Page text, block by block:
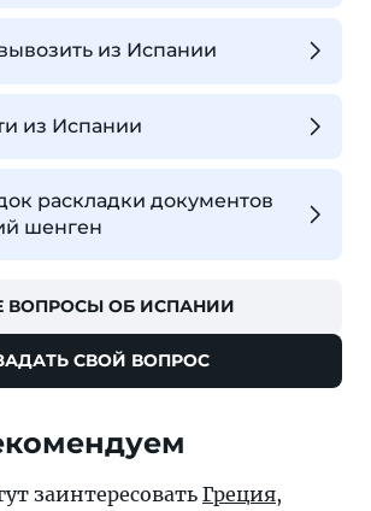
из Испании
из Испании
раскладки документов
шенген
ВОПРОСЫ ОБ ИСПАНИИ
СВОЙ ВОПРОС
заинтересовать Греция,